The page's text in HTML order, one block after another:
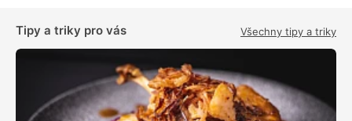
Tipy a triky pro vás Všechny tipy a triky